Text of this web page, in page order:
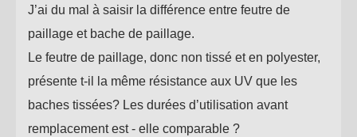
J’ai du mal à saisir la différence entre feutre de
paillage et bache de paillage.
Le feutre de paillage, donc non tissé et en polyester,
présente t-il la même résistance aux UV que les
baches tissées? Les durées d’utilisation avant
remplacement est - elle comparable ?